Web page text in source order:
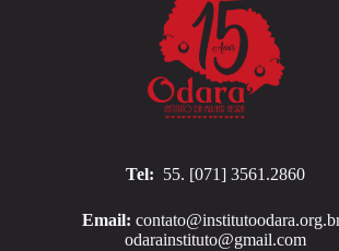
Tel: 55. [071] 3561.2860
Email:
odarainstituto@gmail.com